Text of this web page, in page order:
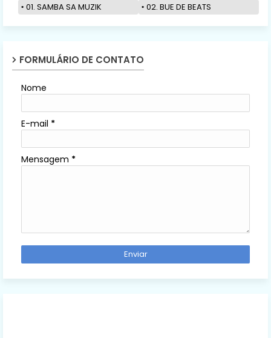
01. SAMBA SA MUZIK 02. BUE DE BEATS
FORMULÁRIO DE CONTATO
Nome
E-mail *
Mensagem *